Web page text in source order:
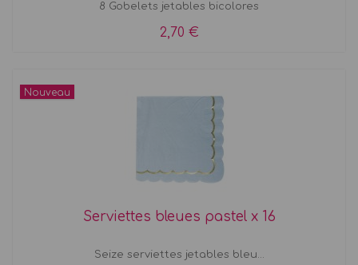
8 Gobelets jetables bicolores
2,70 €
Nouveau
Serviettes bleues pastel x 16
Seize serviettes jetables bleu...